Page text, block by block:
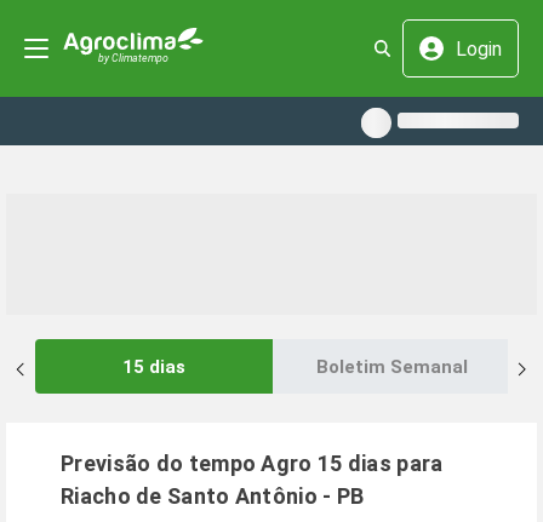
Login
15 dias Boletim Semanal
Previsão do tempo Agro 15 dias para
Riacho de Santo Antônio - PB